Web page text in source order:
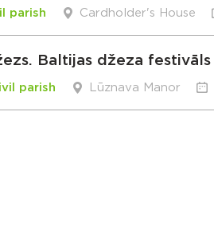
parish Cardholder's House
Baltijas džeza festivāls
parish Lūznava Manor